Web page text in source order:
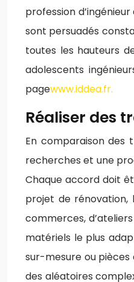
profession
sont persuadés
toutes les hauteurs
adolescents
pagewww.iddea.fr.
Réaliser des
En comparaison des
recherches et une
Chaque accord doit
projet de rénovation,
commerces,
matériels le plus
sur-mesure ou pièces
des aléatoires